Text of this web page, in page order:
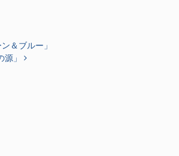
＆ブルー」
」